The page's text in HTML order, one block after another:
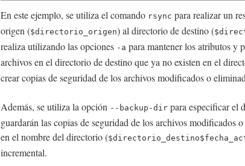
En este ejemplo, se utiliza el comando rsync para realizar un
origen ($directorio_origen) al directorio de destino (
realiza utilizando las opciones -a para mantener los atributos y
archivos en el directorio de destino que ya no existen en el
crear copias de seguridad de los archivos modificados o
Además, se utiliza la opción --backup-dir para especificar el
guardarán las copias de seguridad de los archivos modificados
en el nombre del directorio (
incremental.